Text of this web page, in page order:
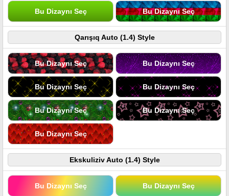
Bu Dizaynı Seç Bu Dizaynı Seç
Qarışıq Auto (1.4) Style
Bu Dizaynı Seç Bu Dizaynı Seç
Bu Dizaynı Seç Bu Dizaynı Seç
Bu Dizaynı Seç Bu Dizaynı Seç
Bu Dizaynı Seç
Ekskuliziv Auto (1.4) Style
Bu Dizaynı Seç Bu Dizaynı Seç